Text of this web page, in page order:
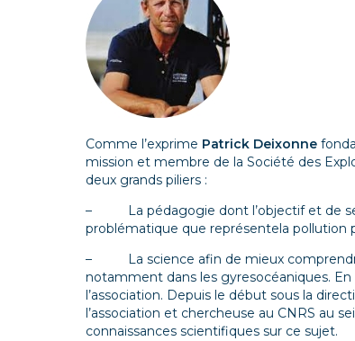
Comme l’exprime Patrick Deixonne
mission et membre de la Société des
deux grands piliers :
– La pédagogie dont l’objectif et de
problématique que représentela pollution
– La science afin de mieux
notamment dans les gyresocéaniques.
l’association. Depuis le début sous la
l’association et chercheuse au CNRS au
connaissances scientifiques sur ce sujet.